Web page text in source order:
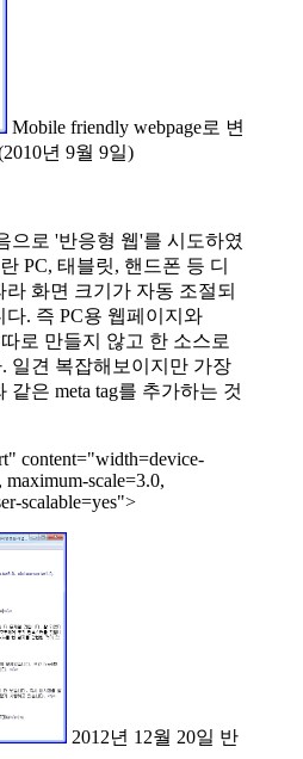
Mobile friendly webpage로 변
년 9월 9일)
으로 '반응형 웹'를 시도하였
PC, 태블릿, 핸드폰 등 디
화면 크기가 자동 조절되
. 즉 PC용 웹페이지와
로 만들지 않고 한 소스로
일견 복잡해보이지만 가장
은 meta tag를 추가하는 것
content="width=device-
scale=3.0,
scalable=yes">
2012년 12월 20일 반